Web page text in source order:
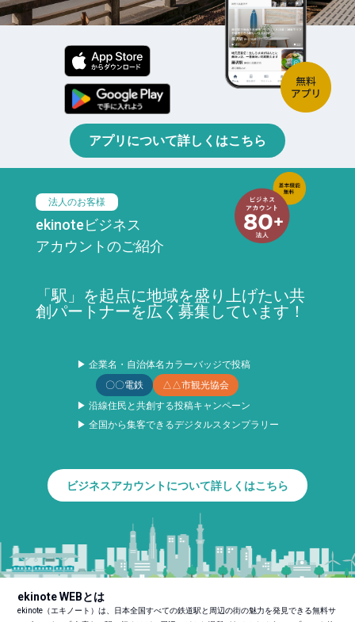
アプリについて詳しくはこちら
法人のお客様
ekinoteビジネス
アカウントのご紹介
「駅」を起点に地域を盛り上げたい共
創パートナーを広く募集しています！
▶ 企業名・自治体名カラーバッジで投稿
〇〇電鉄
△△市観光協会
▶ 沿線住民と共創する投稿キャンペーン
▶ 全国から集客できるデジタルスタンプラリー
ビジネスアカウントについて詳しくはこちら
ekinote WEBとは
ekinote（エキノート）は、日本全国すべての鉄道駅と周辺の街の魅力を発見できる無料サ